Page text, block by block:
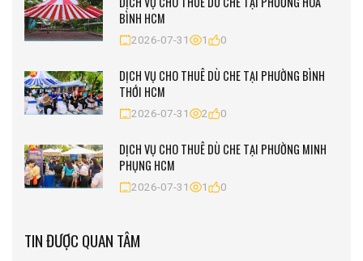
BÌNH HCM
2026-07-31 1 0
DỊCH VỤ CHO THUÊ DÙ CHE TẠI PHƯỜNG BÌNH
THỚI HCM
2026-07-31 2 0
DỊCH VỤ CHO THUÊ DÙ CHE TẠI PHƯỜNG MINH
PHỤNG HCM
2026-07-31 1 0
TIN ĐƯỢC QUAN TÂM